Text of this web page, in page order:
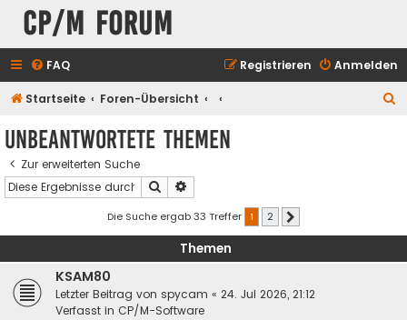
CP/M Forum
FAQ Anmelden
Registrieren
Startseite Foren-Übersicht
Unbeantwortete Themen
Zur erweiterten Suche
Suche
Die Suche ergab 33 Treffer 1 2
Themen
KSAM80
Letzter Beitrag von spycam « 24. Jul 2026, 21:12
Verfasst in CP/M-Software